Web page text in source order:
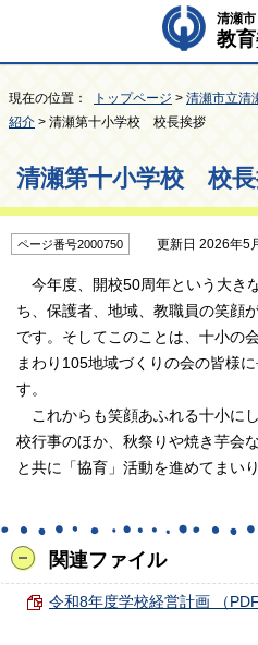
清瀬市
教
現在の位置： トップページ > 清瀬市立清
紹介 > 清瀬第十小学校 校長挨拶
清瀬第十小学校 校
ページ番号2000750 更新日 2026年5
今年度、開校50周年という大き
ち、保護者、地域、教職員の笑顔
です。そしてこのことは、十小の
まわり105地域づくりの会の皆様
す。
これからも笑顔あふれる十小に
校行事のほか、秋祭りや焼き芋会
と共に「協育」活動を進めてまいり
関連ファイル
令和8年度学校経営計画 （